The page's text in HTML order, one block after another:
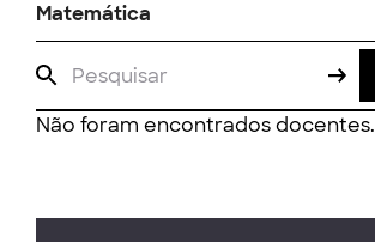
Matemática
Não foram encontrados docentes.